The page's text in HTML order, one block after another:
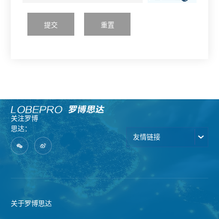
提交 重置
关注罗博
思达：
友情链接
关于罗博思达